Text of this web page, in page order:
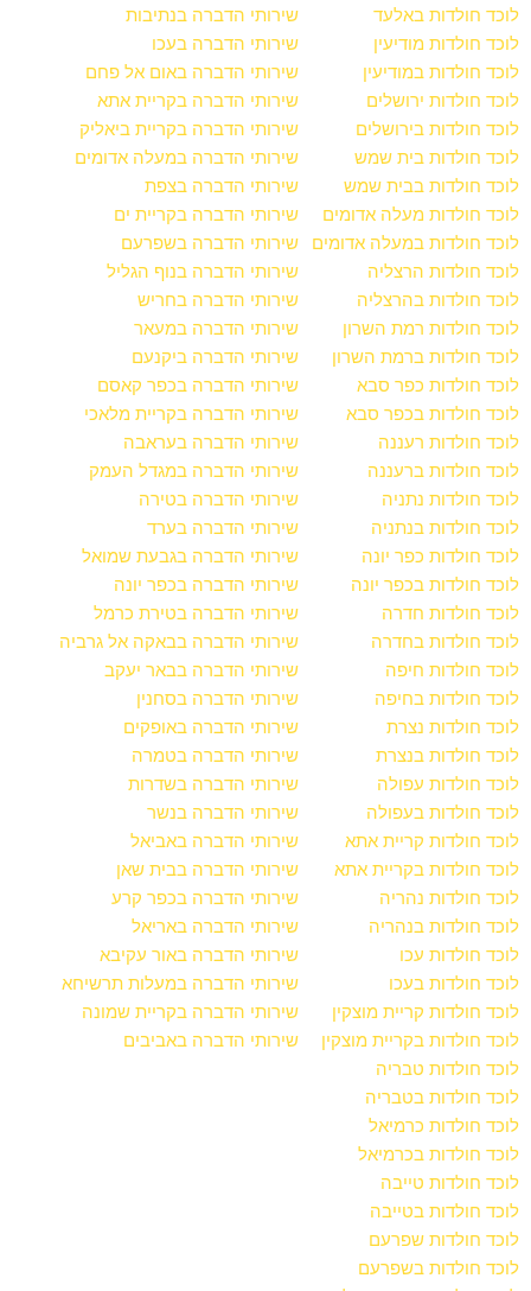
לוכד חולדות באלעד
לוכד חולדות מודיעין
לוכד חולדות במודיעין
לוכד חולדות ירושלים
לוכד חולדות בירושלים
לוכד חולדות בית שמש
לוכד חולדות בבית שמש
לוכד חולדות מעלה אדומים
לוכד חולדות במעלה אדומים
לוכד חולדות הרצליה
לוכד חולדות בהרצליה
לוכד חולדות רמת השרון
לוכד חולדות ברמת השרון
לוכד חולדות כפר סבא
לוכד חולדות בכפר סבא
לוכד חולדות רעננה
לוכד חולדות ברעננה
לוכד חולדות נתניה
לוכד חולדות בנתניה
לוכד חולדות כפר יונה
לוכד חולדות בכפר יונה
לוכד חולדות חדרה
לוכד חולדות בחדרה
לוכד חולדות חיפה
לוכד חולדות בחיפה
לוכד חולדות נצרת
לוכד חולדות בנצרת
לוכד חולדות עפולה
לוכד חולדות בעפולה
לוכד חולדות קריית אתא
לוכד חולדות בקריית אתא
לוכד חולדות נהריה
לוכד חולדות בנהריה
לוכד חולדות עכו
לוכד חולדות בעכו
לוכד חולדות קריית מוצקין
לוכד חולדות בקריית מוצקין
לוכד חולדות טבריה
לוכד חולדות בטבריה
לוכד חולדות כרמיאל
לוכד חולדות בכרמיאל
לוכד חולדות טייבה
לוכד חולדות בטייבה
לוכד חולדות שפרעם
לוכד חולדות בשפרעם
שירותי הדברה בנתיבות
שירותי הדברה בעכו
שירותי הדברה באום אל פחם
שירותי הדברה בקריית אתא
שירותי הדברה בקריית ביאליק
שירותי הדברה במעלה אדומים
שירותי הדברה בצפת
שירותי הדברה בקריית ים
שירותי הדברה בשפרעם
שירותי הדברה בנוף הגליל
שירותי הדברה בחריש
שירותי הדברה במעאר
שירותי הדברה ביקנעם
שירותי הדברה בכפר קאסם
שירותי הדברה בקריית מלאכי
שירותי הדברה בעראבה
שירותי הדברה במגדל העמק
שירותי הדברה בטירה
שירותי הדברה בערד
שירותי הדברה בגבעת שמואל
שירותי הדברה בכפר יונה
שירותי הדברה בטירת כרמל
שירותי הדברה בבאקה אל גרביה
שירותי הדברה בבאר יעקב
שירותי הדברה בסחנין
שירותי הדברה באופקים
שירותי הדברה בטמרה
שירותי הדברה בשדרות
שירותי הדברה בנשר
שירותי הדברה באביאל
שירותי הדברה בבית שאן
שירותי הדברה בכפר קרע
שירותי הדברה באריאל
שירותי הדברה באור עקיבא
שירותי הדברה במעלות תרשיחא
שירותי הדברה בקריית שמונה
שירותי הדברה באביבים